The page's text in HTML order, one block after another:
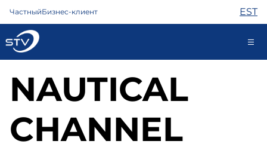
ЧастныйБизнес-клиент EST
kontakt@stv.ee
Самообслуживание
NAUTICAL
CHANNEL